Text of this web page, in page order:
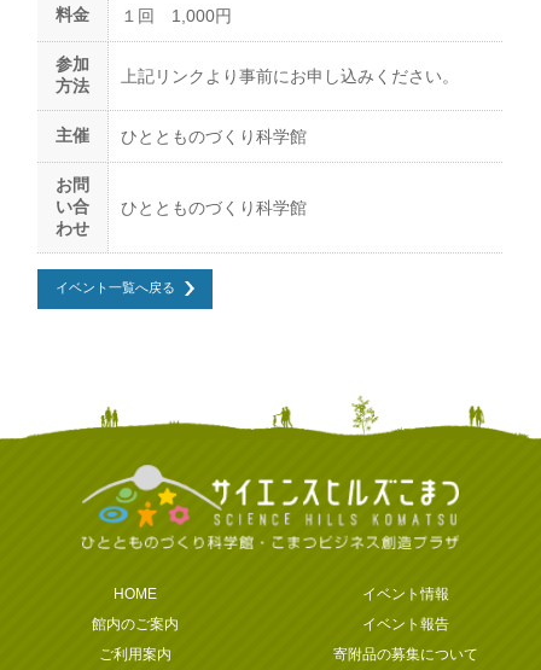
料金 １回 1,000円
参加
方法
上記リンクより事前にお申し込みください。
主催 ひととものづくり科学館
お問
い合
わせ
ひととものづくり科学館
イベント一覧へ戻る
HOME
イベント情報
館内のご案内
イベント報告
ご利用案内
寄附品の募集について